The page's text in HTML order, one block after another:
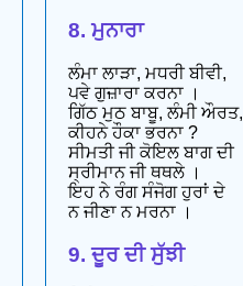
8. ਮੁਨਾਰਾ
ਲੰਮਾ ਲਾੜਾ, ਮਧਰੀ ਬੀਵੀ,
ਪਵੇ ਗੁਜ਼ਾਰਾ ਕਰਨਾ ।
ਗਿੱਠ ਮੁਠ ਬਾਬੂ, ਲੰਮੀ ਔਰਤ,
ਕੀਹਨੇ ਹੌਕਾ ਭਰਨਾ ?
ਸੀਮਤੀ ਜੀ ਕੋਇਲ ਬਾਗ ਦੀ
ਸ੍ਰੀਮਾਨ ਜੀ ਥਥਲੇ ।
ਇਹ ਨੇ ਰੰਗ ਸੰਜੋਗ ਹੁਰਾਂ ਦੇ
ਨ ਜੀਣਾ ਨ ਮਰਨਾ ।
9. ਦੂਰ ਦੀ ਸੁੱਝੀ